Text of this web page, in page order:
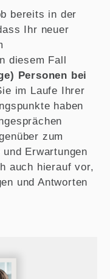
bereits in der
Ihr neuer
diesem Fall
Personen bei
im Laufe Ihrer
haben
zum
Erwartungen
auch hierauf vor,
und Antworten